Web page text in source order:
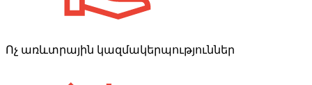
Ոչ առևտրային կազմակերպություններ